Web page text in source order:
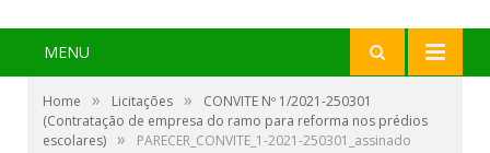
MENU
Home » Licitações »
CONVITE Nº 1/2021-250301
(Contratação de empresa do ramo para reforma nos prédios
escolares) » PARECER_CONVITE_1-2021-250301_assinado